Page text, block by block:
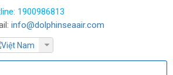
1900986813
info@dolphinseaair.com